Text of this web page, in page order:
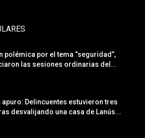
polémica por el tema “seguridad”,
las sesiones ordinarias del...
apuro: Delincuentes estuvieron tres
desvalijando una casa de Lanús...